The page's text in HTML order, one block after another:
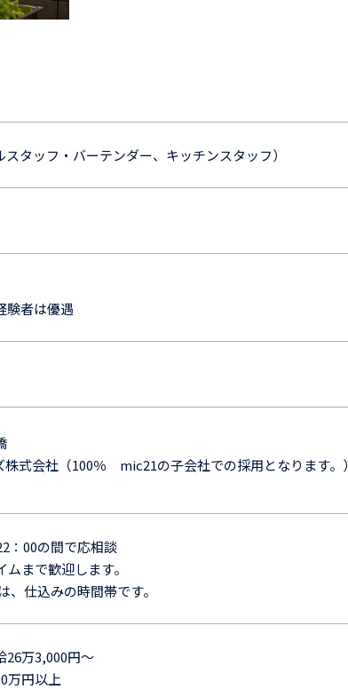
タッフ・バーテンダー、キッチンスタッフ）
験者は優遇
株式会社（100％ mic21の子会社での採用となります。）
：00の間で応相談
まで歓迎します。
仕込みの時間帯です。
26万3,000円～
円以上